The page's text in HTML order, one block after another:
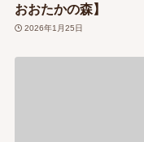
おおたかの森】
2026年1月25日